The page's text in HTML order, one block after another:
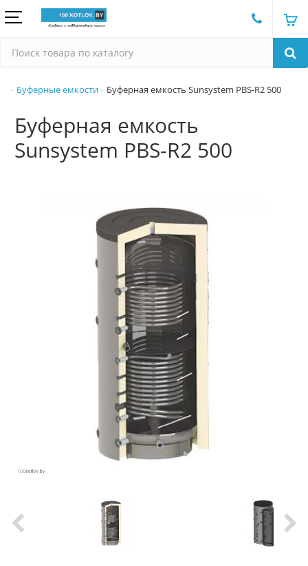
Буферные емкости Буферная емкость Sunsystem PBS-R2 500
Буферная емкость
Sunsystem PBS-R2 500